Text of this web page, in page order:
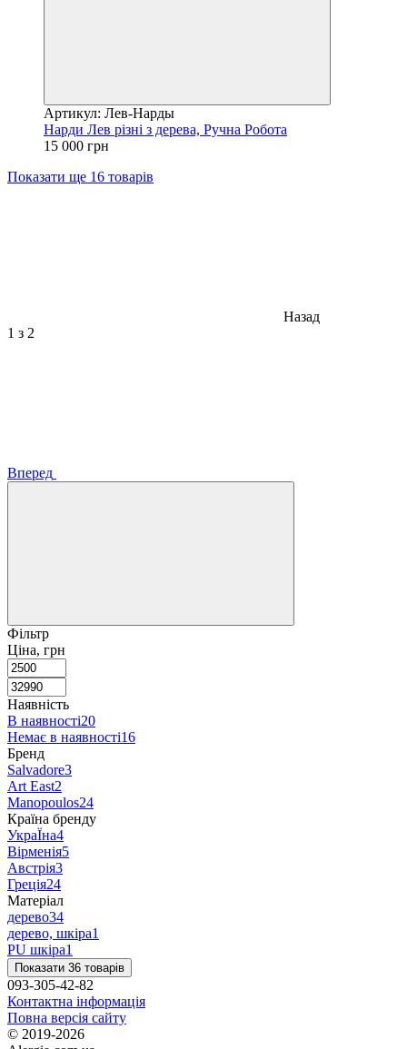
Артикул: Лев-Нарды
Нарди Лев різні з дерева, Ручна Робота
15 000 грн
Показати ще 16 товарів
Назад
1 з 2
Вперед
Фільтр
Ціна, грн
Наявність
В наявності20
Немає в наявності16
Бренд
Salvadore3
Art East2
Manopoulos24
Країна бренду
УкраЇна4
Вірменія5
Австрія3
Греція24
Матеріал
дерево34
дерево, шкіра1
PU шкіра1
Показати 36 товарів
093-305-42-82
Контактна інформація
Повна версія сайту
© 2019-2026